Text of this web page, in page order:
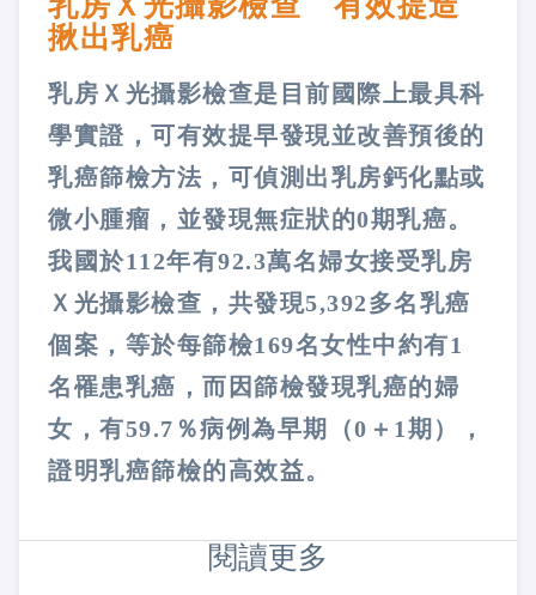
揪出乳癌
乳房Ｘ光攝影檢查是目前國際上最具科
學實證，可有效提早發現並改善預後的
乳癌篩檢方法，可偵測出乳房鈣化點或
微小腫瘤，並發現無症狀的0期乳癌。
我國於112年有92.3萬名婦女接受乳房
Ｘ光攝影檢查，共發現5,392多名乳癌
個案，等於每篩檢169名女性中約有1
名罹患乳癌，而因篩檢發現乳癌的婦
女，有59.7％病例為早期（0＋1期），
證明乳癌篩檢的高效益。
閱讀更多